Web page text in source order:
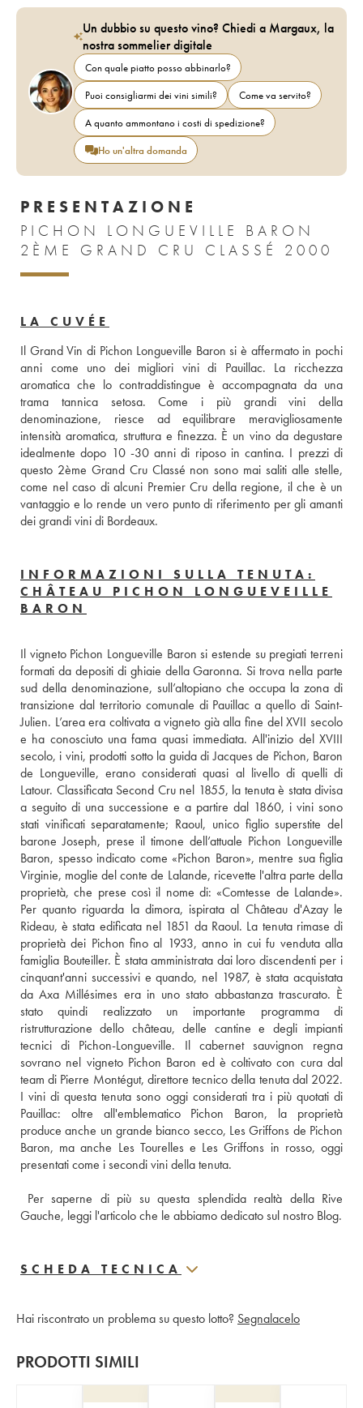
Un dubbio su questo vino? Chiedi a Margaux, la
nostra sommelier digitale
Con quale piatto posso abbinarlo?
Puoi consigliarmi dei vini simili?
Come va servito?
A quanto ammontano i costi di spedizione?
Ho un'altra domanda
PRESENTAZIONE
PICHON LONGUEVILLE BARON
2ÈME GRAND CRU CLASSÉ 2000
LA CUVÉE
Il Grand Vin di Pichon Longueville Baron si è affermato in pochi
anni come uno dei migliori vini di Pauillac. La ricchezza
aromatica che lo contraddistingue è accompagnata da una
trama tannica setosa. Come i più grandi vini della
denominazione, riesce ad equilibrare meravigliosamente
intensità aromatica, struttura e finezza. È un vino da degustare
idealmente dopo 10 -30 anni di riposo in cantina. I prezzi di
questo 2ème Grand Cru Classé non sono mai saliti alle stelle,
come nel caso di alcuni Premier Cru della regione, il che è un
vantaggio e lo rende un vero punto di riferimento per gli amanti
dei grandi vini di Bordeaux.
INFORMAZIONI SULLA TENUTA:
CHÂTEAU PICHON LONGUEVEILLE
BARON
Il vigneto Pichon Longueville Baron si estende su pregiati terreni
formati da depositi di ghiaie della Garonna. Si trova nella parte
sud della denominazione, sull’altopiano che occupa la zona di
transizione dal territorio comunale di Pauillac a quello di Saint-
Julien. L’area era coltivata a vigneto già alla fine del XVII secolo
e ha conosciuto una fama quasi immediata. All'inizio del XVIII
secolo, i vini, prodotti sotto la guida di Jacques de Pichon, Baron
de Longueville, erano considerati quasi al livello di quelli di
Latour. Classificata Second Cru nel 1855, la tenuta è stata divisa
a seguito di una successione e a partire dal 1860, i vini sono
stati vinificati separatamente; Raoul, unico figlio superstite del
barone Joseph, prese il timone dell’attuale Pichon Longueville
Baron, spesso indicato come «Pichon Baron», mentre sua figlia
Virginie, moglie del conte de Lalande, ricevette l'altra parte della
proprietà, che prese così il nome di: «Comtesse de Lalande».
Per quanto riguarda la dimora, ispirata al Château d'Azay le
Rideau, è stata edificata nel 1851 da Raoul. La tenuta rimase di
proprietà dei Pichon fino al 1933, anno in cui fu venduta alla
famiglia Bouteiller. È stata amministrata dai loro discendenti per i
cinquant'anni successivi e quando, nel 1987, è stata acquistata
da Axa Millésimes era in uno stato abbastanza trascurato. È
stato quindi realizzato un importante programma di
ristrutturazione dello château, delle cantine e degli impianti
tecnici di Pichon-Longueville. Il cabernet sauvignon regna
sovrano nel vigneto Pichon Baron ed è coltivato con cura dal
team di Pierre Montégut, direttore tecnico della tenuta dal 2022.
I vini di questa tenuta sono oggi considerati tra i più quotati di
Pauillac: oltre all'emblematico Pichon Baron, la proprietà
produce anche un grande bianco secco, Les Griffons de Pichon
Baron, ma anche Les Tourelles e Les Griffons in rosso, oggi
presentati come i secondi vini della tenuta.
Per saperne di più su questa splendida realtà della Rive
Gauche, leggi l'articolo che le abbiamo dedicato sul nostro Blog.
SCHEDA TECNICA
Hai riscontrato un problema su questo lotto? Segnalacelo
PRODOTTI SIMILI